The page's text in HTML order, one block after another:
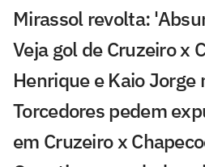
Mirassol revolta:
Veja gol de Cruzeiro x
Henrique e Kaio Jorge
Torcedores pedem
em Cruzeiro x